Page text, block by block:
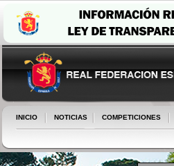
INICIO NOTICIAS COMPETICIONES